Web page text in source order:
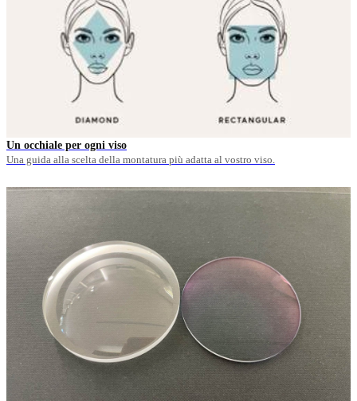
Un occhiale per ogni viso
Una guida alla scelta della montatura più adatta al vostro viso.